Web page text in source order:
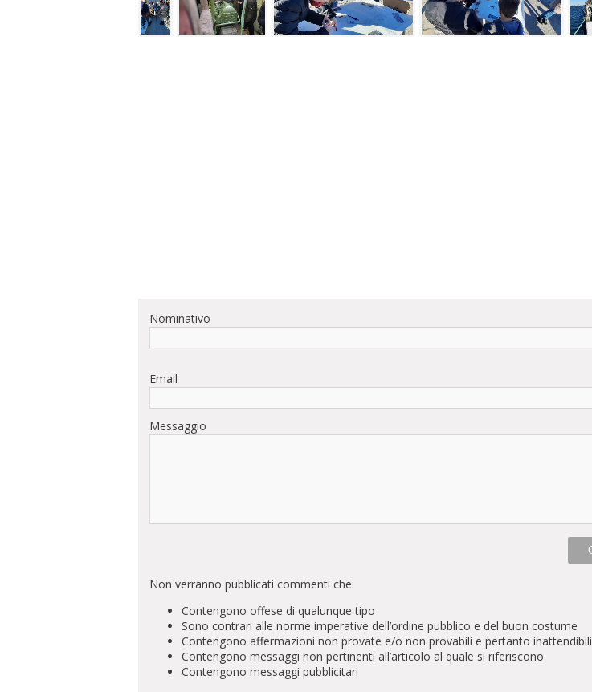
Nominativo
Email
Messaggio
Non verranno pubblicati commenti che:
Contengono offese di qualunque tipo
Sono contrari alle norme imperative dell’ordine pubblico e del buon costume
Contengono affermazioni non provate e/o non provabili e pertanto inattendibili
Contengono messaggi non pertinenti all’articolo al quale si riferiscono
Contengono messaggi pubblicitari